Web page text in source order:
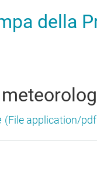
della
(File application/